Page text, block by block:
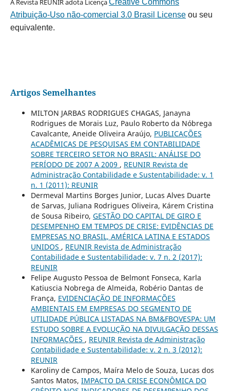
A Revista REUNIR adota LicençaCreative Commons
Atribuição-Uso não-comercial 3.0 Brasil Licenseou seu
equivalente.
Artigos Semelhantes
MILTON JARBAS RODRIGUES CHAGAS, Janayna
Rodrigues de Morais Luz, Paulo Roberto da Nóbrega
Cavalcante, Aneide Oliveira Araújo, PUBLICAÇÕES
ACADÊMICAS DE PESQUISAS EM CONTABILIDADE
SOBRE TERCEIRO SETOR NO BRASIL: ANÁLISE DO
PERÍODO DE 2007 A 2009 , REUNIR Revista de
Administração Contabilidade e Sustentabilidade: v. 1
n. 1 (2011): REUNIR
Dermeval Martins Borges Junior, Lucas Alves Duarte
de Sarvas, Juliana Rodrigues Oliveira, Kárem Cristina
de Sousa Ribeiro, GESTÃO DO CAPITAL DE GIRO E
DESEMPENHO EM TEMPOS DE CRISE: EVIDÊNCIAS DE
EMPRESAS NO BRASIL, AMÉRICA LATINA E ESTADOS
UNIDOS , REUNIR Revista de Administração
Contabilidade e Sustentabilidade: v. 7 n. 2 (2017):
REUNIR
Felipe Augusto Pessoa de Belmont Fonseca, Karla
Katiuscia Nobrega de Almeida, Robério Dantas de
França, EVIDENCIAÇÃO DE INFORMAÇÕES
AMBIENTAIS EM EMPRESAS DO SEGMENTO DE
UTILIDADE PÚBLICA LISTADAS NA BM&FBOVESPA: UM
ESTUDO SOBRE A EVOLUÇÃO NA DIVULGAÇÃO DESSAS
INFORMAÇÕES , REUNIR Revista de Administração
Contabilidade e Sustentabilidade: v. 2 n. 3 (2012):
REUNIR
Karoliny de Campos, Maíra Melo de Souza, Lucas dos
Santos Matos, IMPACTO DA CRISE ECONÔMICA DO